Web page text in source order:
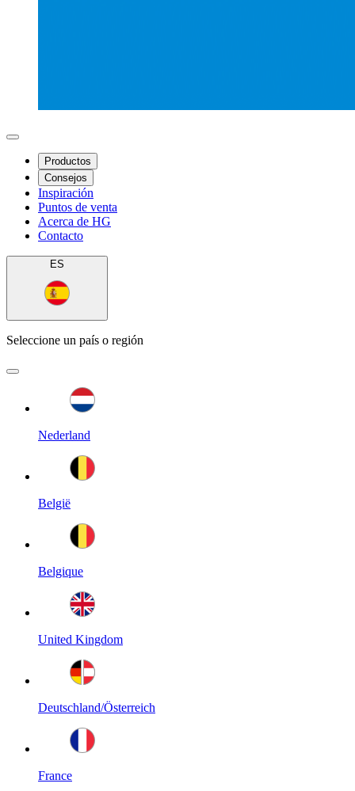
Productos
Consejos
Inspiración
Puntos de venta
Acerca de HG
Contacto
ES
Seleccione un país o región
Nederland
België
Belgique
United Kingdom
Deutschland/Österreich
France